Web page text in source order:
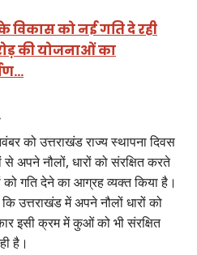
विकास को नई गति दे रही
की योजनाओं का
को उत्तराखंड राज्य स्थापना दिवस
से अपने नौलों, धारों को संरक्षित करते
को गति देने का आग्रह व्यक्त किया है।
उत्तराखंड में अपने नौलों धारों को
इसी क्रम में कुओं को भी संरक्षित
है।